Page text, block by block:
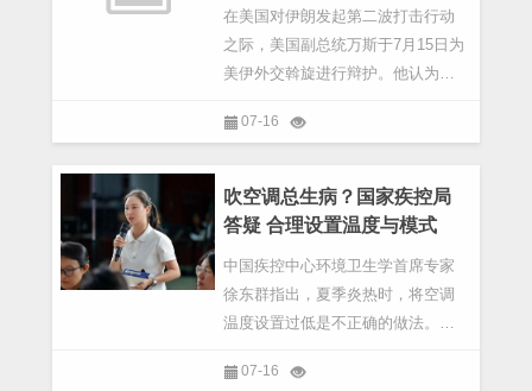
在美国对伊朗发起第二波打击行动
之际，美国副总统万斯于7月15日为
美伊外交斡旋进行辩护。他认为单
07-16
吹空调总生病？国家疾控局
答疑 合理设置温度与模式
中国疾控中心环境卫生学首席专家
徐东群指出，夏季炎热时，将空调
温度设置过低是不正确的做法。建
氏度之间，这样既能保持人体舒适
07-16